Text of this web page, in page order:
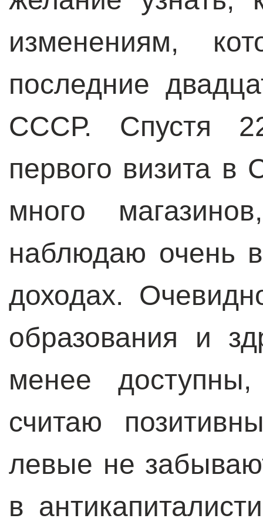
изменениям,
последние
СССР. Спустя
первого визита в
много
наблюдаю очень
доходах.
образования и
менее
считаю
левые не
в